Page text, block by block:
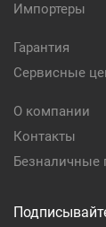
Импортеры
Гарантия
Сервисные
О компании
Контакты
Безналичные